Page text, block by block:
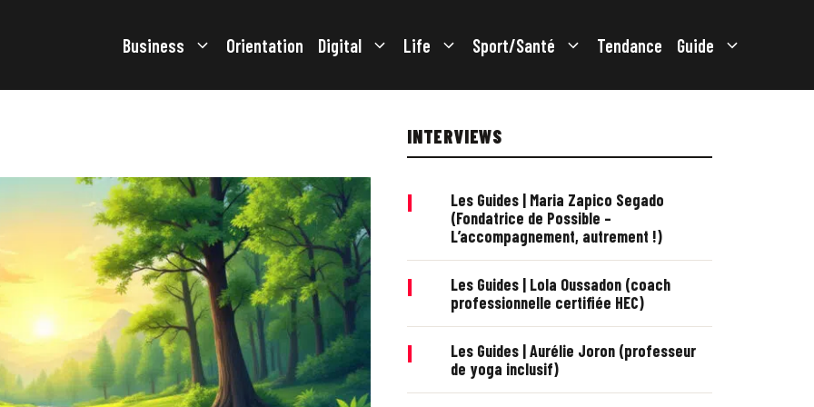
Business Orientation Digital Life Sport/Santé Tendance Guide
INTERVIEWS
|
Les Guides | Maria Zapico Segado
(Fondatrice de Possible –
L’accompagnement, autrement !)
|
Les Guides | Lola Oussadon (coach
professionnelle certifiée HEC)
|
Les Guides | Aurélie Joron (professeur
de yoga inclusif)